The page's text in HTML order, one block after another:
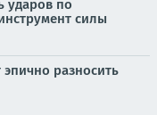
ударов по
силы
разносить